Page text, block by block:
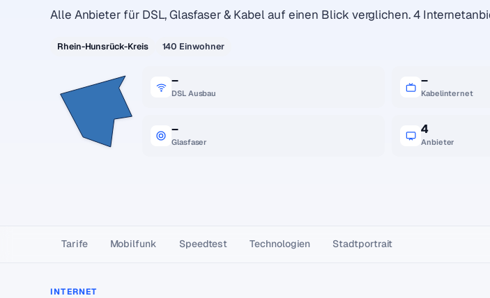
Alle Anbieter für DSL, Glasfaser & Kabel auf einen Blick verglichen. 4
Rhein-Hunsrück-Kreis 140 Einwohner
–
DSL Ausbau
–
Kabelinternet
–
Glasfaser
4
Anbieter
Tarife Mobilfunk Speedtest Technologien Stadtportrait
INTERNET